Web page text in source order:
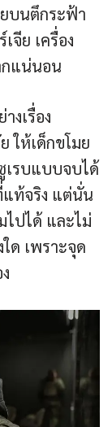
บนตึกระฟ้า
จีย เครื่อง
กแน่นอน
งเรื่อง
ให้เด็กขโมย
เรบแบบจบได้
แท้จริง แต่นั่น
ไปได้ และไม่
ด เพราะจุด